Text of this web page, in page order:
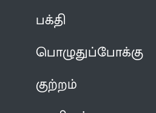
பக்தி
பொழுதுப்போக்கு
குற்றம்